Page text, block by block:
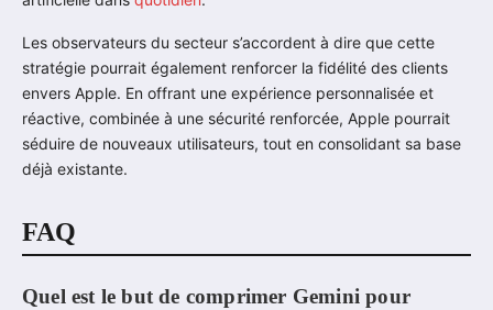
Les observateurs du secteur s’accordent à dire que cette
stratégie pourrait également renforcer la fidélité des clients
envers Apple. En offrant une expérience personnalisée et
réactive, combinée à une sécurité renforcée, Apple pourrait
séduire de nouveaux utilisateurs, tout en consolidant sa base
déjà existante.
FAQ
Quel est le but de comprimer Gemini pour